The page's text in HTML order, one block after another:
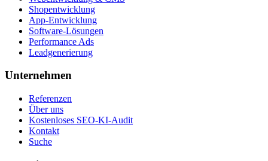
Shopentwicklung
App-Entwicklung
Software-Lösungen
Performance Ads
Leadgenerierung
Unternehmen
Referenzen
Über uns
Kostenloses SEO-KI-Audit
Kontakt
Suche